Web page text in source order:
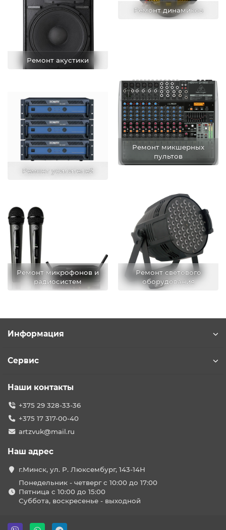
Ремонт акустики
Ремонт динамиков
Ремонт усилителей
Ремонт микшерных
пультов
Ремонт микрофонов и
радиосистем
Ремонт светового
оборудования
Информация
Сервис
Наши контакты
+375 29 328-33-36
+375 17 317-00-40
artzvuk@mail.ru
Наш адрес
г.Минск, ул. Р. Люксембург, 143-14Н
Понедельник - четверг с 10:00 до 17:00
Пятница с 10:00 до 15:00
Суббота, воскресенье - выходной